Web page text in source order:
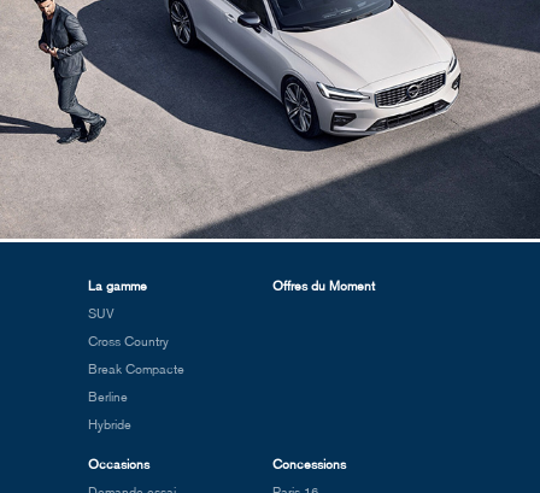
La gamme
SUV
Cross Country
Break Compacte
Berline
Hybride
Offres du Moment
Occasions
Concessions